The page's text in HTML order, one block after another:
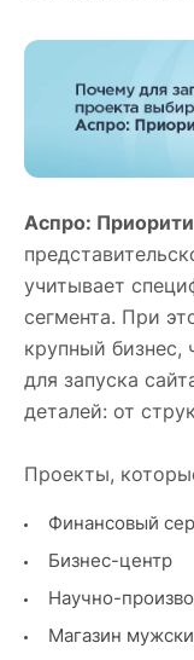
Аспро: Приорити
учитывает
сегмента. При
крупный бизнес,
для запуска
деталей: от
Проекты,
Финансовый
Бизнес-центр
Научно-
Магазин